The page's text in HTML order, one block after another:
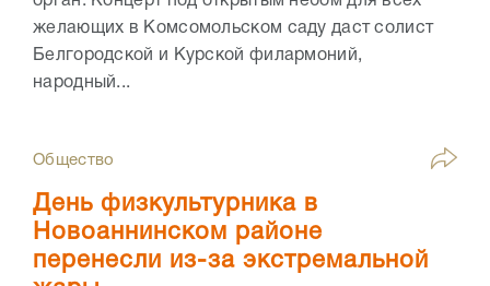
желающих в Комсомольском саду даст солист
Белгородской и Курской филармоний,
народный...
Общество
День физкультурника в
Новоаннинском районе
перенесли из-за экстремальной